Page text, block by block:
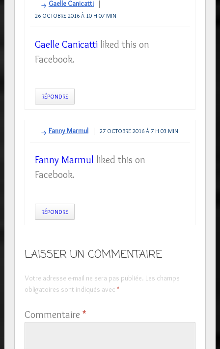
Gaelle Canicatti
26 OCTOBRE 2016 À 10 H 07 MIN
Gaelle Canicattiliked this on
Facebook.
RÉPONDRE
Fanny Marmul 27 OCTOBRE 2016 À 7 H 03 MIN
Fanny Marmul liked this on
Facebook.
RÉPONDRE
LAISSER UN COMMENTAIRE
Votre adresse e-mail ne sera pas publiée. Les champs
obligatoires sont indiqués avec *
Commentaire *